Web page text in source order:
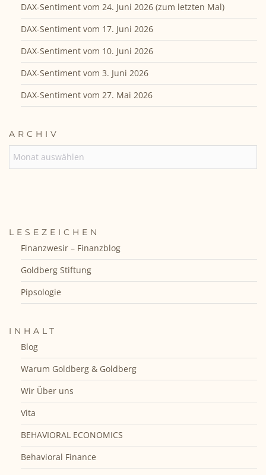
DAX-Sentiment vom 24. Juni 2026 (zum letzten Mal)
DAX-Sentiment vom 17. Juni 2026
DAX-Sentiment vom 10. Juni 2026
DAX-Sentiment vom 3. Juni 2026
DAX-Sentiment vom 27. Mai 2026
ARCHIV
LESEZEICHEN
Finanzwesir – Finanzblog
Goldberg Stiftung
Pipsologie
INHALT
Blog
Warum Goldberg & Goldberg
Wir Über uns
Vita
BEHAVIORAL ECONOMICS
Behavioral Finance